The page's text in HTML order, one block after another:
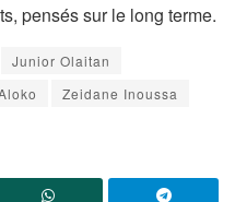
pensés sur le long terme.
Junior Olaitan
Zeidane Inoussa